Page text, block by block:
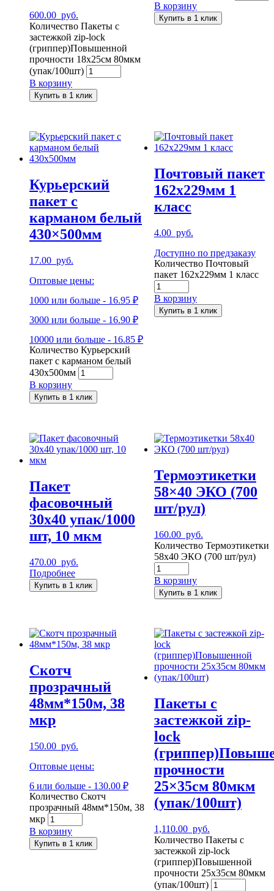
600.00 руб.
Количество Пакеты с
застежкой zip-lock
(гриппер)Повышенной
прочности 18x25см 80мкм
(упак/100шт)
В корзину
Купить в 1 клик
В корзину
Купить в 1 клик
Курьерский
пакет с
карманом белый
430×500мм
17.00 руб.
Оптовые цены:
1000 или больше - 16.95 ₽
3000 или больше - 16.90 ₽
10000 или больше - 16.85 ₽
Количество Курьерский
пакет с карманом белый
430x500мм
В корзину
Купить в 1 клик
Почтовый пакет
162х229мм 1
класс
4.00 руб.
Доступно по предзаказу
Количество Почтовый
пакет 162х229мм 1 класс
В корзину
Купить в 1 клик
Пакет
фасовочный
30х40 упак/1000
шт, 10 мкм
470.00 руб.
Подробнее
Купить в 1 клик
Термоэтикетки
58×40 ЭКО (700
шт/рул)
160.00 руб.
Количество Термоэтикетки
58x40 ЭКО (700 шт/рул)
В корзину
Купить в 1 клик
Скотч
прозрачный
48мм*150м, 38
мкр
150.00 руб.
Оптовые цены:
6 или больше - 130.00 ₽
Количество Скотч
прозрачный 48мм*150м, 38
мкр
В корзину
Купить в 1 клик
Пакеты с
застежкой zip-
lock
прочности
25×35см 80мкм
(упак/100шт)
1,110.00 руб.
Количество Пакеты с
застежкой zip-lock
(гриппер)Повышенной
прочности 25x35см 80мкм
(упак/100шт)